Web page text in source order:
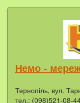
Немо -
Тернопіль, вул.
тел.: (098)521-08-